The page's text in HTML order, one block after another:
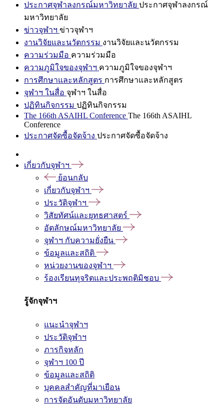
ประกาศจุฬาลงกรณ์มหาวิทยาลัย ประกาศจุฬาลงกรณ์
มหาวิทยาลัย
ข่าวจุฬาฯ ข่าวจุฬาฯ
งานวิจัยและนวัตกรรม งานวิจัยและนวัตกรรม
ความร่วมมือ ความร่วมมือ
ความภูมิใจของจุฬาฯ ความภูมิใจของจุฬาฯ
การศึกษาและหลักสูตร การศึกษาและหลักสูตร
จุฬาฯ ในสื่อ จุฬาฯ ในสื่อ
ปฏิทินกิจกรรม ปฏิทินกิจกรรม
The 166th ASAIHL Conference The 166th ASAIHL
Conference
ประกาศจัดซื้อจัดจ้าง ประกาศจัดซื้อจัดจ้าง
เกี่ยวกับจุฬาฯ
ย้อนกลับ
เกี่ยวกับจุฬาฯ
ประวัติจุฬาฯ
วิสัยทัศน์และยุทธศาสตร์
อัตลักษณ์มหาวิทยาลัย
จุฬาฯ กับความยั่งยืน
ข้อมูลและสถิติ
หน่วยงานของจุฬาฯ
ร้องเรียนทุจริตและประพฤติมิชอบ
รู้จักจุฬาฯ
แนะนำจุฬาฯ
ประวัติจุฬาฯ
ภารกิจหลัก
จุฬาฯ 100 ปี
ข้อมูลและสถิติ
บุคคลสำคัญที่มาเยือน
การจัดอันดับมหาวิทยาลัย